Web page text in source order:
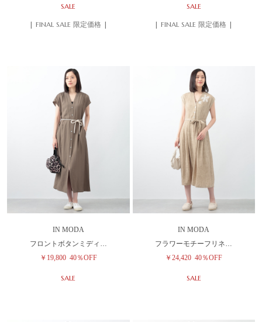
SALE
| FINAL SALE 限定価格 |
SALE
| FINAL SALE 限定価格 |
IN MODA
フロントボタンミディ…
￥19,800 40％OFF
SALE
IN MODA
フラワーモチーフリネ…
￥24,420 40％OFF
SALE